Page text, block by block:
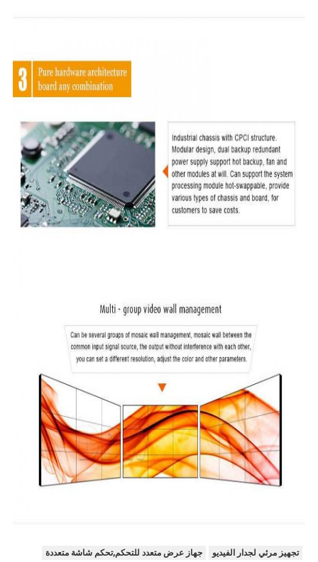
تجهيز مرئي لجدار الفيديو
جهاز عرض متعدد للتحكم,تحكم شاشة متعددة